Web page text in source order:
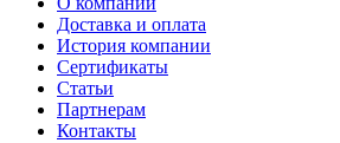
Доставка и оплата
История компании
Сертификаты
Статьи
Партнерам
Контакты